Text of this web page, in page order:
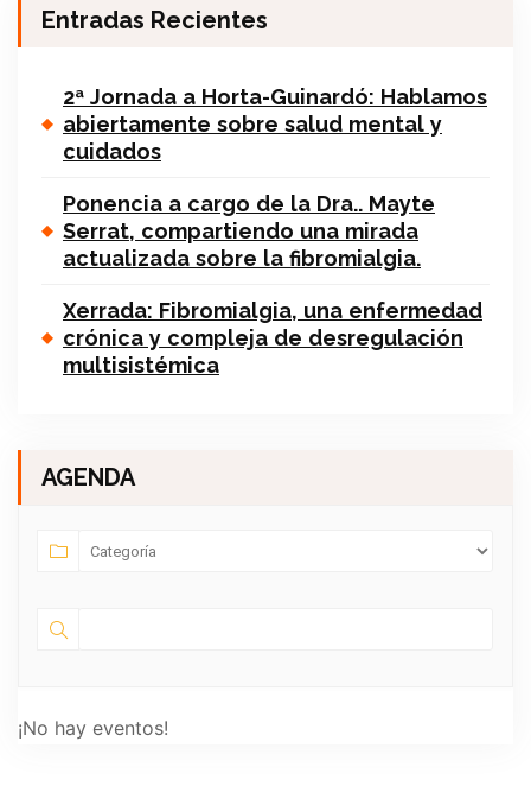
Entradas Recientes
2ª Jornada a Horta-Guinardó: Hablamos
abiertamente sobre salud mental y
cuidados
Ponencia a cargo de la Dra.. Mayte
Serrat, compartiendo una mirada
actualizada sobre la fibromialgia.
Xerrada: Fibromialgia, una enfermedad
crónica y compleja de desregulación
multisistémica
AGENDA
¡No hay eventos!